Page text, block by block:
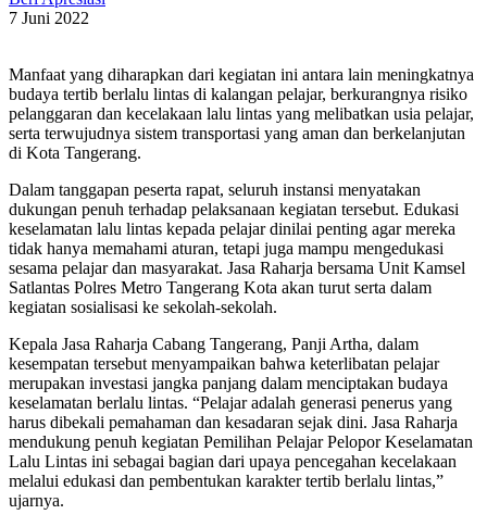
7 Juni 2022
Manfaat yang diharapkan dari kegiatan ini antara lain meningkatnya
budaya tertib berlalu lintas di kalangan pelajar, berkurangnya risiko
pelanggaran dan kecelakaan lalu lintas yang melibatkan usia pelajar,
serta terwujudnya sistem transportasi yang aman dan berkelanjutan
di Kota Tangerang.
Dalam tanggapan peserta rapat, seluruh instansi menyatakan
dukungan penuh terhadap pelaksanaan kegiatan tersebut. Edukasi
keselamatan lalu lintas kepada pelajar dinilai penting agar mereka
tidak hanya memahami aturan, tetapi juga mampu mengedukasi
sesama pelajar dan masyarakat. Jasa Raharja bersama Unit Kamsel
Satlantas Polres Metro Tangerang Kota akan turut serta dalam
kegiatan sosialisasi ke sekolah-sekolah.
Kepala Jasa Raharja Cabang Tangerang, Panji Artha, dalam
kesempatan tersebut menyampaikan bahwa keterlibatan pelajar
merupakan investasi jangka panjang dalam menciptakan budaya
keselamatan berlalu lintas. “Pelajar adalah generasi penerus yang
harus dibekali pemahaman dan kesadaran sejak dini. Jasa Raharja
mendukung penuh kegiatan Pemilihan Pelajar Pelopor Keselamatan
Lalu Lintas ini sebagai bagian dari upaya pencegahan kecelakaan
melalui edukasi dan pembentukan karakter tertib berlalu lintas,”
ujarnya.